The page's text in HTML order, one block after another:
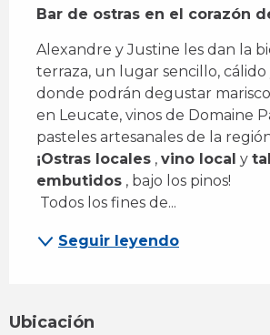
Bar de ostras en el corazón
Alexandre y Justine les dan la
terraza, un lugar sencillo, cálido
donde podrán degustar
en Leucate, vinos de Domaine
pasteles artesanales de la
¡Ostras locales , vino local y
embutidos , bajo los pinos!
Todos los fines de...
Seguir leyendo
Ubicación